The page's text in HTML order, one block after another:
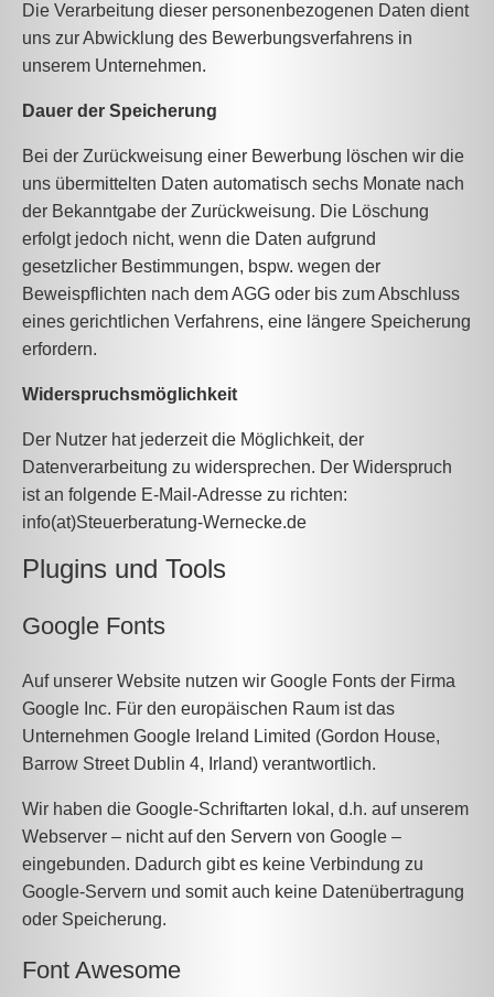
Die Verarbeitung dieser personenbezogenen Daten dient
uns zur Abwicklung des Bewerbungsverfahrens in
unserem Unternehmen.
Dauer der Speicherung
Bei der Zurückweisung einer Bewerbung löschen wir die
uns übermittelten Daten automatisch sechs Monate nach
der Bekanntgabe der Zurückweisung. Die Löschung
erfolgt jedoch nicht, wenn die Daten aufgrund
gesetzlicher Bestimmungen, bspw. wegen der
Beweispflichten nach dem AGG oder bis zum Abschluss
eines gerichtlichen Verfahrens, eine längere Speicherung
erfordern.
Widerspruchsmöglichkeit
Der Nutzer hat jederzeit die Möglichkeit, der
Datenverarbeitung zu widersprechen. Der Widerspruch
ist an folgende E-Mail-Adresse zu richten:
info(at)Steuerberatung-Wernecke.de
Plugins und Tools
Google Fonts
Auf unserer Website nutzen wir Google Fonts der Firma
Google Inc. Für den europäischen Raum ist das
Unternehmen Google Ireland Limited (Gordon House,
Barrow Street Dublin 4, Irland) verantwortlich.
Wir haben die Google-Schriftarten lokal, d.h. auf unserem
Webserver – nicht auf den Servern von Google –
eingebunden. Dadurch gibt es keine Verbindung zu
Google-Servern und somit auch keine Datenübertragung
oder Speicherung.
Font Awesome